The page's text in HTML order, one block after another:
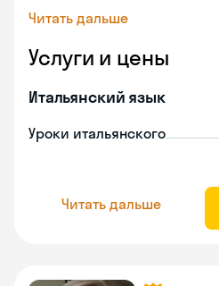
Читать дальше
Услуги и цены
Итальянский язык
Уроки итальянского
Читать дальше